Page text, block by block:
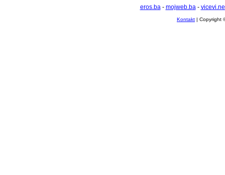
eros.ba- mojweb.ba-
Kontakt | Copyright